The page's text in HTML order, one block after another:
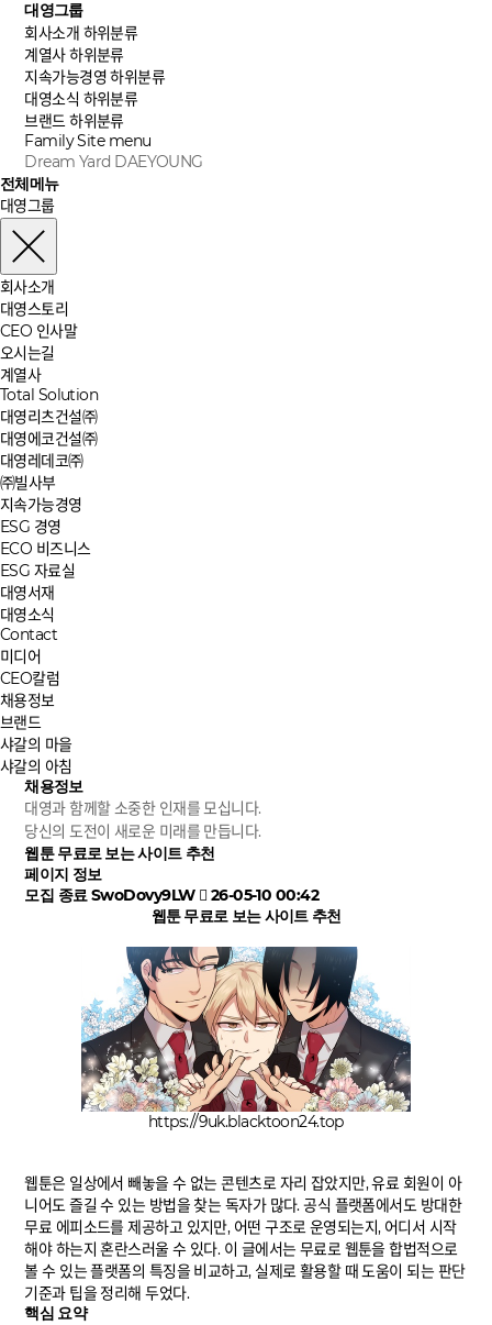
대영그룹
회사소개 하위분류
계열사하위분류
지속가능경영 하위분류
대영소식 하위분류
브랜드하위분류
Family Site menu
Dream Yard DAEYOUNG
전체메뉴
대영그룹
회사소개
대영스토리
CEO 인사말
오시는길
계열사
Total Solution
대영리츠건설㈜
대영에코건설㈜
대영레데코㈜
㈜빌사부
지속가능경영
ESG 경영
ECO 비즈니스
ESG 자료실
대영서재
대영소식
Contact
미디어
CEO칼럼
채용정보
브랜드
샤갈의 마을
샤갈의 아침
채용정보
대영과 함께할 소중한 인재를 모십니다.
당신의 도전이 새로운 미래를 만듭니다.
웹툰 무료로 보는 사이트 추천
페이지 정보
모집 종료SwoDovy9LW
26-05-10 00:42
웹툰 무료로 보는 사이트 추천
https://9uk.blacktoon24.top
웹툰은 일상에서 빼놓을 수 없는 콘텐츠로 자리 잡았지만, 유료 회원이 아
니어도 즐길 수 있는 방법을 찾는 독자가 많다. 공식 플랫폼에서도 방대한
무료 에피소드를 제공하고 있지만, 어떤 구조로 운영되는지, 어디서 시작
해야 하는지 혼란스러울 수 있다. 이 글에서는 무료로 웹툰을 합법적으로
볼 수 있는 플랫폼의 특징을 비교하고, 실제로 활용할 때 도움이 되는 판단
기준과 팁을 정리해 두었다.
핵심 요약